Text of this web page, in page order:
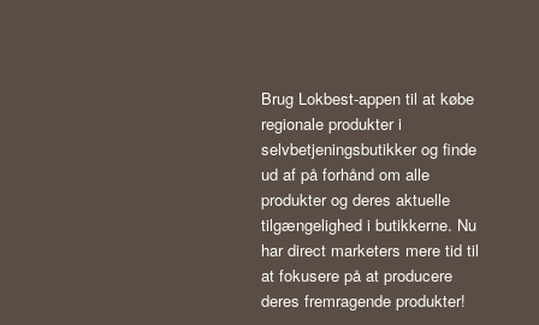
Brug Lokbest-appen til at købe
regionale produkter i
selvbetjeningsbutikker og finde
ud af på forhånd om alle
produkter og deres aktuelle
tilgængelighed i butikkerne. Nu
har direct marketers mere tid til
at fokusere på at producere
deres fremragende produkter!